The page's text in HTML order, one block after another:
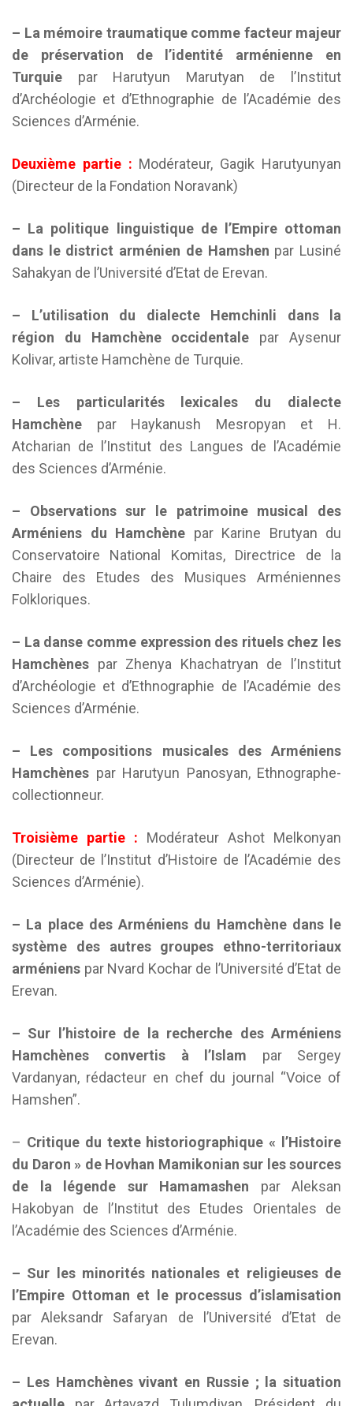
– La mémoire traumatique comme facteur majeur
de préservation de l’identité arménienne en
Turquie par Harutyun Marutyan de l’Institut
d’Archéologie et d’Ethnographie de l’Académie des
Sciences d’Arménie.
Deuxième partie : Modérateur, Gagik Harutyunyan
(Directeur de la Fondation Noravank)
– La politique linguistique de l’Empire ottoman
dans le district arménien de Hamshen par Lusiné
Sahakyan de l’Université d’Etat de Erevan.
– L’utilisation du dialecte Hemchinli dans la
région du Hamchène occidentale par Aysenur
Kolivar, artiste Hamchène de Turquie.
– Les particularités lexicales du dialecte
Hamchène par Haykanush Mesropyan et H.
Atcharian de l’Institut des Langues de l’Académie
des Sciences d’Arménie.
– Observations sur le patrimoine musical des
Arméniens du Hamchène par Karine Brutyan du
Conservatoire National Komitas, Directrice de la
Chaire des Etudes des Musiques Arméniennes
Folkloriques.
– La danse comme expression des rituels chez les
Hamchènes par Zhenya Khachatryan de l’Institut
d’Archéologie et d’Ethnographie de l’Académie des
Sciences d’Arménie.
– Les compositions musicales des Arméniens
Hamchènes par Harutyun Panosyan, Ethnographe-
collectionneur.
Troisième partie : Modérateur Ashot Melkonyan
(Directeur de l’Institut d’Histoire de l’Académie des
Sciences d’Arménie).
– La place des Arméniens du Hamchène dans le
système des autres groupes ethno-territoriaux
arméniens par Nvard Kochar de l’Université d’Etat de
Erevan.
– Sur l’histoire de la recherche des Arméniens
Hamchènes convertis à l’Islam par Sergey
Vardanyan, rédacteur en chef du journal “Voice of
Hamshen”.
– Critique du texte historiographique « l’Histoire
du Daron » de Hovhan Mamikonian sur les sources
de la légende sur Hamamashen par Aleksan
Hakobyan de l’Institut des Etudes Orientales de
l’Académie des Sciences d’Arménie.
– Sur les minorités nationales et religieuses de
l’Empire Ottoman et le processus d’islamisation
par Aleksandr Safaryan de l’Université d’Etat de
Erevan.
– Les Hamchènes vivant en Russie ; la situation